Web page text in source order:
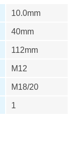
10.0mm
40mm
112mm
M12
M18/20
1